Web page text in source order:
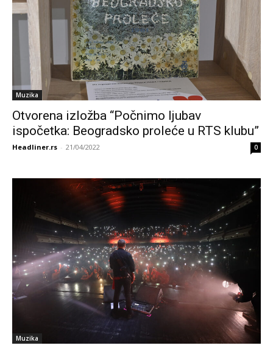
Muzika
Otvorena izložba “Počnimo ljubav
ispočetka: Beogradsko proleće u RTS klubu”
Headliner.rs - 21/04/2022 0
Muzika